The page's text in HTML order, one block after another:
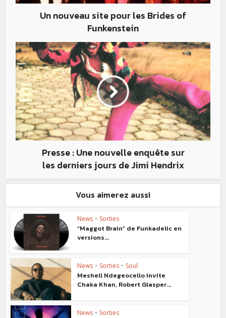
Un nouveau site pour les Brides of
Funkenstein
Presse : Une nouvelle enquête sur
les derniers jours de Jimi Hendrix
Vous aimerez aussi
News • Sorties
“Maggot Brain” de Funkadelic en
versions...
News • Sorties • Soul
Meshell Ndegeocello invite
Chaka Khan, Robert Glasper...
News • Sorties